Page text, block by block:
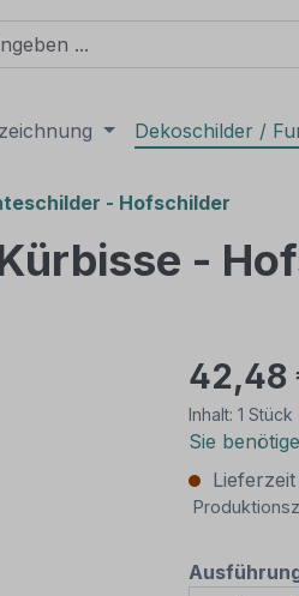
Dekoschilder /
- Hofschilder
-
42,48
Inhalt: 1 Stück
Sie